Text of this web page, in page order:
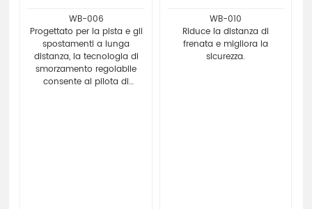
WB-006
Progettato per la pista e gli
spostamenti a lunga
distanza, la tecnologia di
smorzamento regolabile
consente al pilota di
WB-010
Riduce la distanza di
frenata e migliora la
sicurezza.